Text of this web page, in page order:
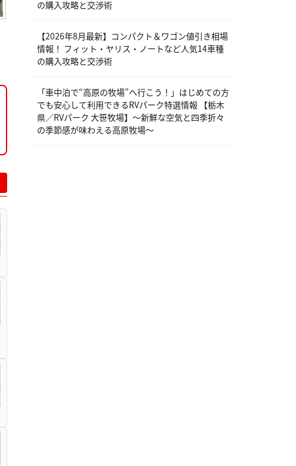
の購入攻略と交渉術
【2026年8月最新】コンパクト＆ワゴン値引き相場
情報！ フィット・ヤリス・ノートなど人気14車種
の購入攻略と交渉術
「車中泊で“高原の牧場”へ行こう！」はじめての方
でも安心して利用できるRVパーク特選情報 【栃木
県／RVパーク 大笹牧場】～新鮮な空気と四季折々
の季節感が味わえる高原牧場～